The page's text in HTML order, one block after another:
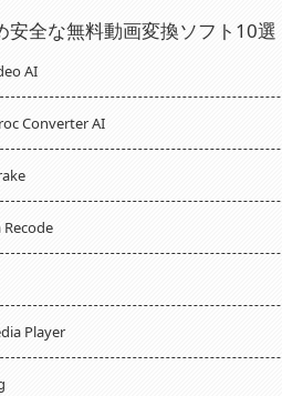
安全な無料動画変換ソフト10
AI
Converter AI
Player